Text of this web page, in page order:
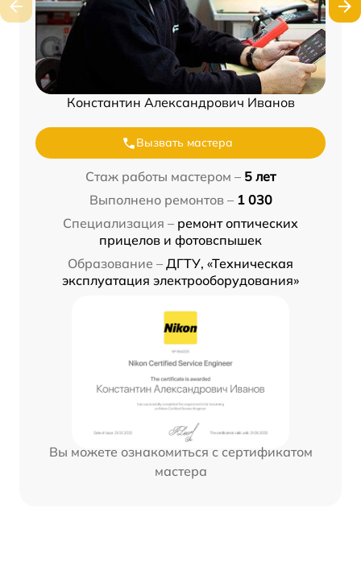
Константин Александрович Иванов
Вызвать мастера
Стаж работы мастером – 5 лет
Выполнено ремонтов – 1 030
Специализация – ремонт оптических
прицелов и фотовспышек
Образование – ДГТУ, «Техническая
эксплуатация электрооборудования»
Вы можете ознакомиться с сертификатом
мастера